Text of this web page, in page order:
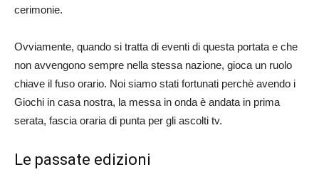
cerimonie.
Ovviamente, quando si tratta di eventi di questa portata e che
non avvengono sempre nella stessa nazione, gioca un ruolo
chiave il fuso orario. Noi siamo stati fortunati perchè avendo i
Giochi in casa nostra, la messa in onda è andata in prima
serata, fascia oraria di punta per gli ascolti tv.
Le passate edizioni